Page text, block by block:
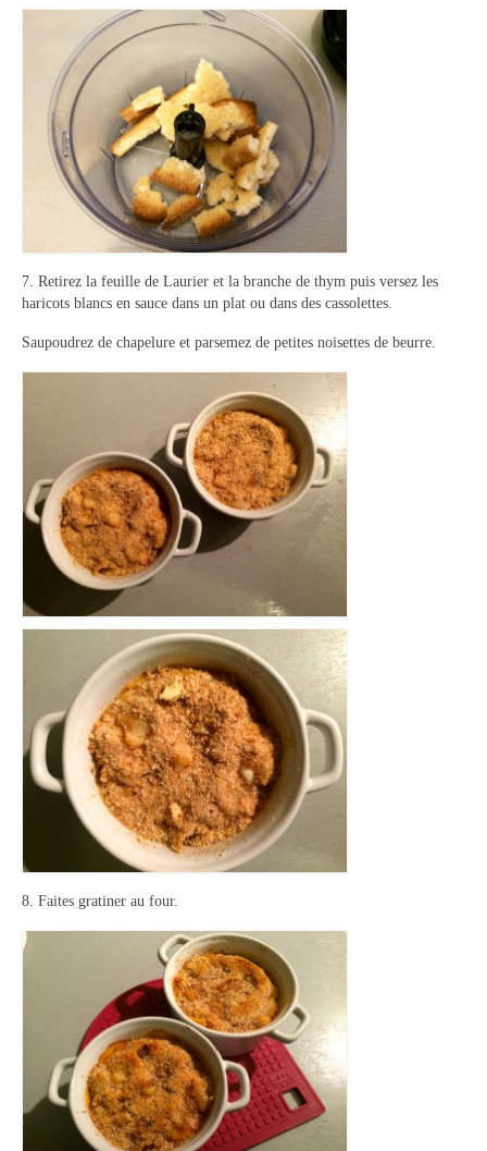
7. Retirez la feuille de Laurier et la branche de thym puis versez les
haricots blancs en sauce dans un plat ou dans des cassolettes.
Saupoudrez de chapelure et parsemez de petites noisettes de beurre.
8. Faites gratiner au four.